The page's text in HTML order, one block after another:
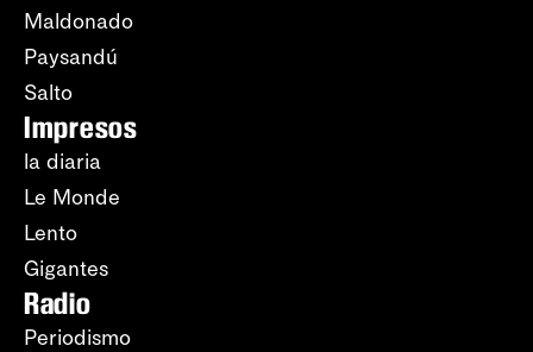
Maldonado
Paysandú
Salto
Impresos
la diaria
Le Monde
Lento
Gigantes
Radio
Periodismo